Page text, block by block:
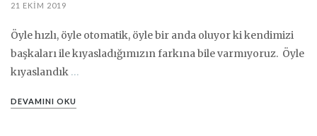
21 EKIM 2019
Öyle hızlı, öyle otomatik, öyle bir anda oluyor ki kendimizi
başkaları ile kıyasladığımızın farkına bile varmıyoruz. Öyle
kıyaslandık …
DEVAMINI OKU